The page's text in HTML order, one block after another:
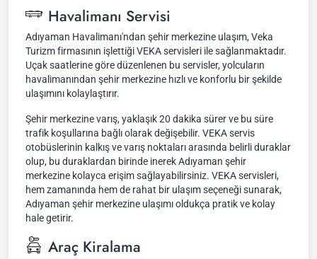
Havalimanı Servisi
Adıyaman Havalimanı'ndan şehir merkezine ulaşım, Veka
Turizm firmasının işlettiği VEKA servisleri ile sağlanmaktadır.
Uçak saatlerine göre düzenlenen bu servisler, yolcuların
havalimanından şehir merkezine hızlı ve konforlu bir şekilde
ulaşımını kolaylaştırır.
Şehir merkezine varış, yaklaşık 20 dakika sürer ve bu süre
trafik koşullarına bağlı olarak değişebilir. VEKA servis
otobüslerinin kalkış ve varış noktaları arasında belirli duraklar
olup, bu duraklardan birinde inerek Adıyaman şehir
merkezine kolayca erişim sağlayabilirsiniz. VEKA servisleri,
hem zamanında hem de rahat bir ulaşım seçeneği sunarak,
Adıyaman şehir merkezine ulaşımı oldukça pratik ve kolay
hale getirir.
Araç Kiralama